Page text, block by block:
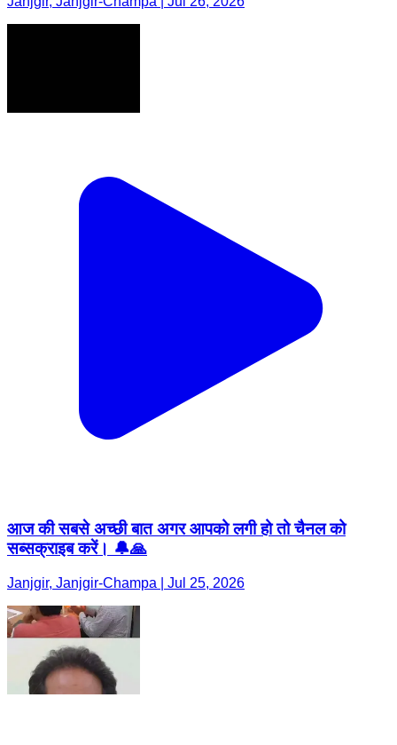
आज की सबसे अच्छी बात अगर आपको लगी हो तो चैनल को
सब्सक्राइब करें। 🔔🙏
Janjgir, Janjgir-Champa | Jul 25, 2026